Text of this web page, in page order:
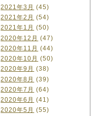
2021年3月 (45)
2021年2月 (54)
2021年1月 (50)
2020年12月 (47)
2020年11月 (44)
2020年10月 (50)
2020年9月 (38)
2020年8月 (39)
2020年7月 (64)
2020年6月 (41)
2020年5月 (55)